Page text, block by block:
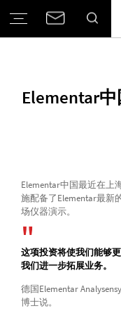
Elementar
Elementar中国最近在上
施配备了Elementar最新
场仪器演示。
这项投资将使我们能够
我们进一步拓展业务。
德国Elementar
博士说。